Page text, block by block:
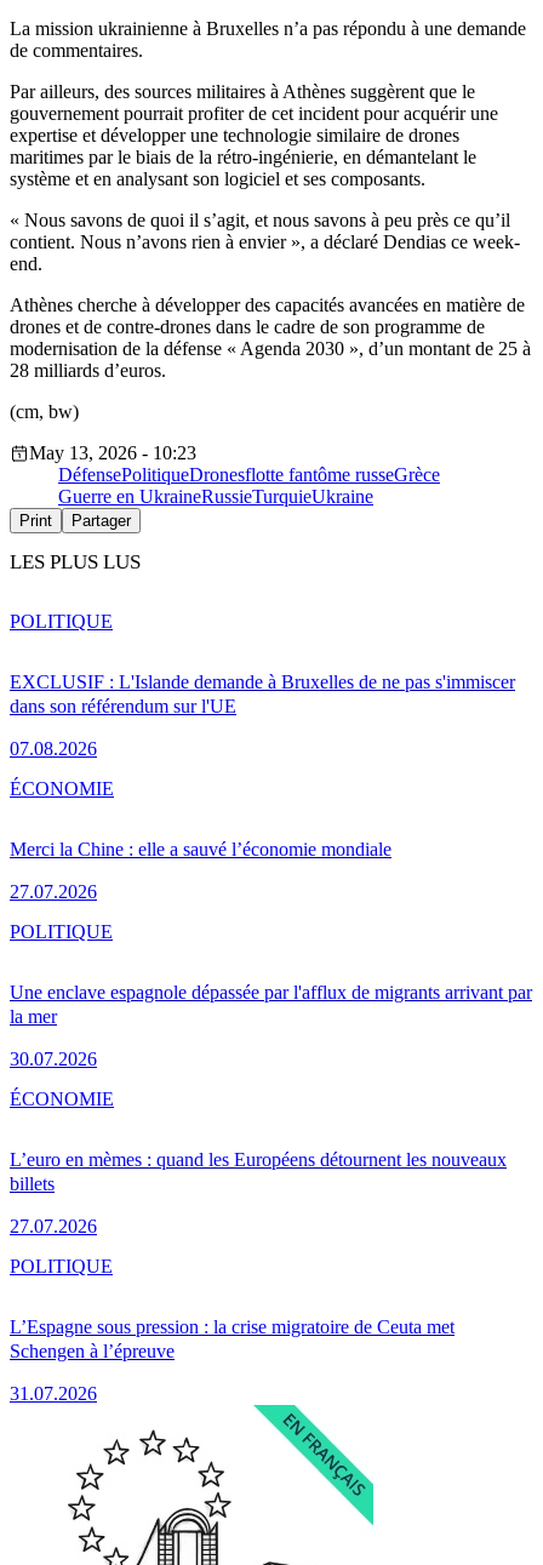
La mission ukrainienne à Bruxelles n’a pas répondu à une demande
de commentaires.
Par ailleurs, des sources militaires à Athènes suggèrent que le
gouvernement pourrait profiter de cet incident pour acquérir une
expertise et développer une technologie similaire de drones
maritimes par le biais de la rétro-ingénierie, en démantelant le
système et en analysant son logiciel et ses composants.
« Nous savons de quoi il s’agit, et nous savons à peu près ce qu’il
contient. Nous n’avons rien à envier », a déclaré Dendias ce week-
end.
Athènes cherche à développer des capacités avancées en matière de
drones et de contre-drones dans le cadre de son programme de
modernisation de la défense « Agenda 2030 », d’un montant de 25 à
28 milliards d’euros.
(cm, bw)
May 13, 2026 - 10:23
DéfensePolitiqueDronesflotte fantôme russeGrèce
Guerre en UkraineRussieTurquieUkraine
Print Partager
LES PLUS LUS
EXCLUSIF : L'Islande demande à Bruxelles de ne pas s'immiscer
dans son référendum sur l'UE
07.08.2026
POLITIQUE
Merci la Chine : elle a sauvé l’économie mondiale
27.07.2026
ÉCONOMIE
Une enclave espagnole dépassée par l'afflux de migrants arrivant par
la mer
30.07.2026
POLITIQUE
L’euro en mèmes : quand les Européens détournent les nouveaux
billets
27.07.2026
ÉCONOMIE
L’Espagne sous pression : la crise migratoire de Ceuta met
Schengen à l’épreuve
31.07.2026
POLITIQUE